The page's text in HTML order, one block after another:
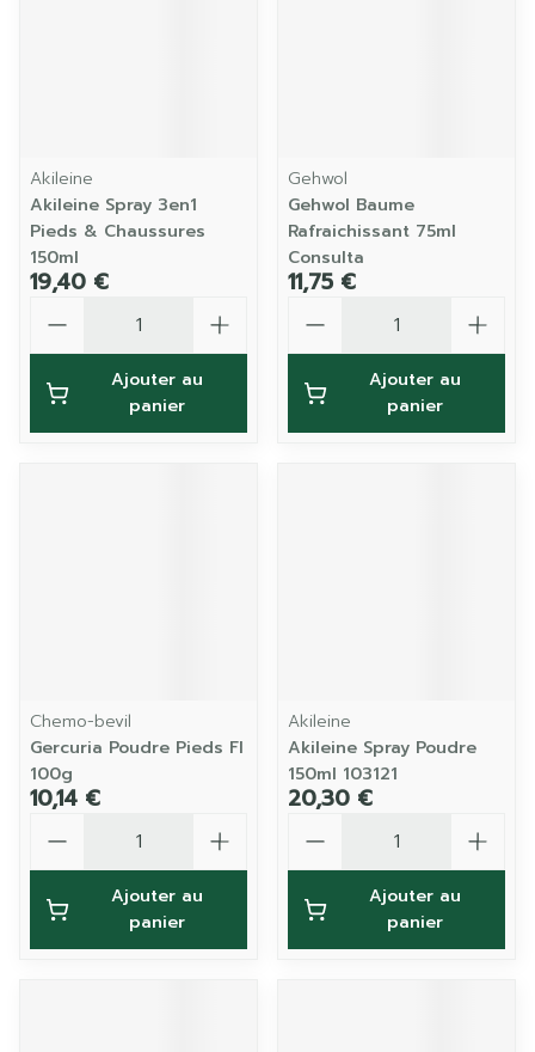
Akileine
Akileine Spray 3en1
Pieds & Chaussures
150ml
19,40 €
Ajouter au
panier
Gehwol
Gehwol Baume
Rafraichissant 75ml
Consulta
11,75 €
Ajouter au
panier
Chemo-bevil
Gercuria Poudre Pieds Fl
100g
10,14 €
Ajouter au
panier
Akileine
Akileine Spray Poudre
150ml 103121
20,30 €
Ajouter au
panier